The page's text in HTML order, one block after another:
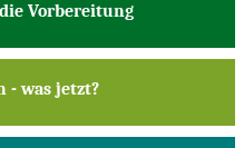
Vorbereitung
- was jetzt?